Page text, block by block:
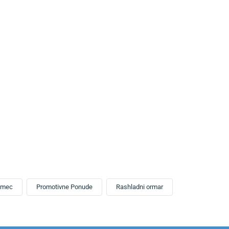
Promotivne Ponude Rashladni ormar